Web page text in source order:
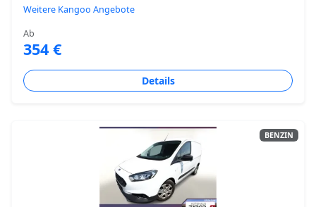
Weitere Kangoo Angebote
Ab
354 €
Details
BENZIN